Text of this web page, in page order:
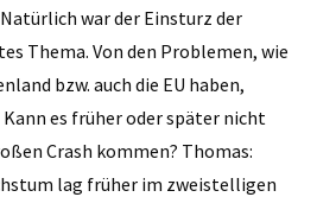
war der Einsturz der
Thema. Von den Problemen, wie
bzw. auch die EU haben,
es früher oder später nicht
Crash kommen? Thomas:
lag früher im zweistelligen